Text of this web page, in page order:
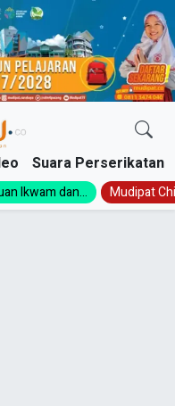
Suara Perserikatan
Ikwam dan... Mudipat